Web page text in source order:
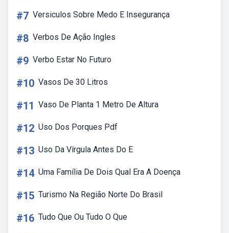
#7 Versiculos Sobre Medo E Insegurança
#8 Verbos De Ação Ingles
#9 Verbo Estar No Futuro
#10 Vasos De 30 Litros
#11 Vaso De Planta 1 Metro De Altura
#12 Uso Dos Porques Pdf
#13 Uso Da Vírgula Antes Do E
#14 Uma Família De Dois Qual Era A Doença
#15 Turismo Na Região Norte Do Brasil
#16 Tudo Que Ou Tudo O Que